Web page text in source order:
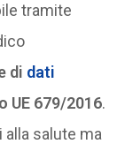
tramite
di dati
UE 679/2016.
salute ma